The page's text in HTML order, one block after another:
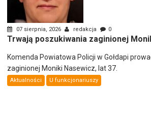
07 sierpnia, 2026 redakcja 0
Trwają poszukiwania zaginionej
Komenda Powiatowa Policji w Gołdapi
zaginionej Moniki Nasewicz, lat 37.
Aktualności U funkcjonariuszy